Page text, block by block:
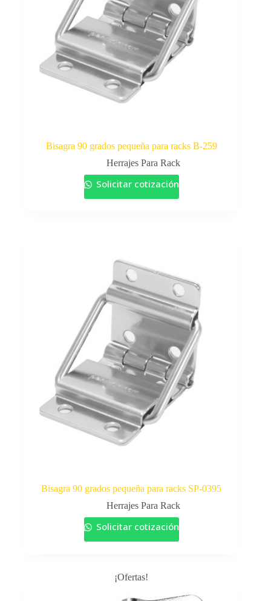
Bisagra 90 grados pequeña para racks B-259
Herrajes Para Rack
Solicitar cotización
Bisagra 90 grados pequeña para racks SP-0395
Herrajes Para Rack
Solicitar cotización
¡Ofertas!